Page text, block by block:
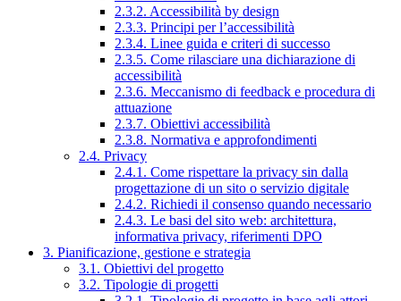
2.3.2. Accessibilità by design
2.3.3. Principi per l’accessibilità
2.3.4. Linee guida e criteri di successo
2.3.5. Come rilasciare una dichiarazione di
accessibilità
2.3.6. Meccanismo di feedback e procedura di
attuazione
2.3.7. Obiettivi accessibilità
2.3.8. Normativa e approfondimenti
2.4. Privacy
2.4.1. Come rispettare la privacy sin dalla
progettazione di un sito o servizio digitale
2.4.2. Richiedi il consenso quando necessario
2.4.3. Le basi del sito web: architettura,
informativa privacy, riferimenti DPO
3. Pianificazione, gestione e strategia
3.1. Obiettivi del progetto
3.2. Tipologie di progetti